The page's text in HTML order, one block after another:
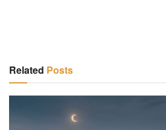
Related Posts